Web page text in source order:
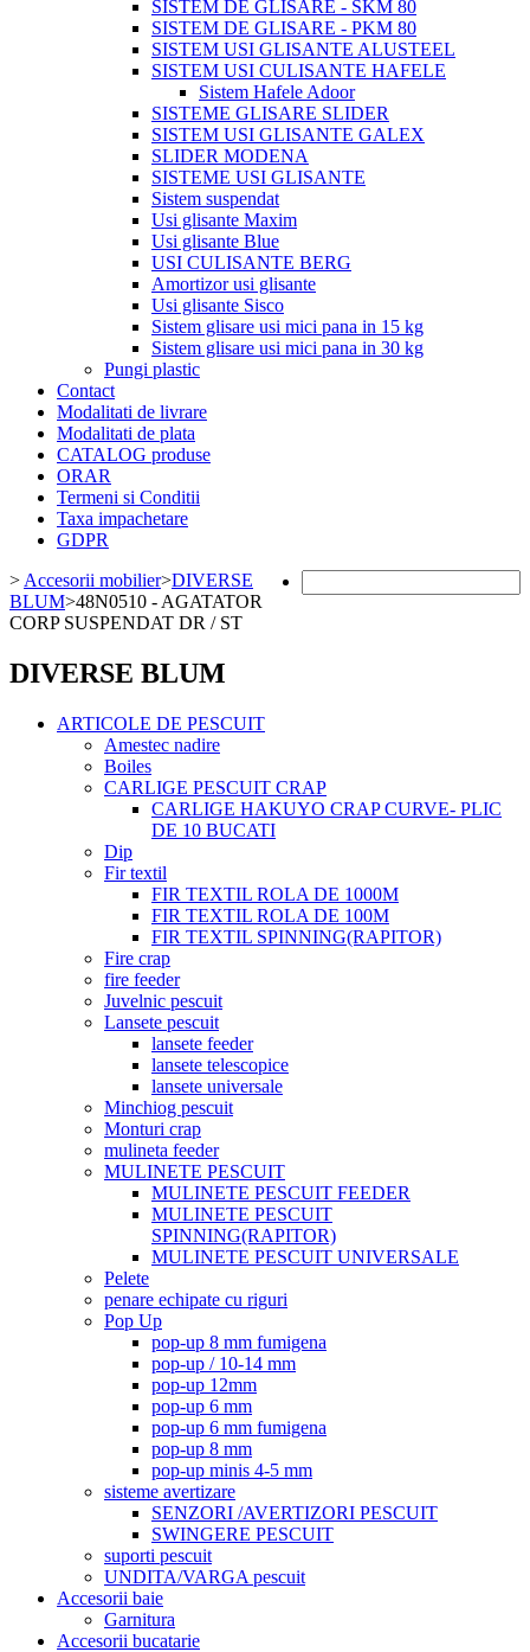
SISTEM DE GLISARE - SKM 80
SISTEM DE GLISARE - PKM 80
SISTEM USI GLISANTE ALUSTEEL
SISTEM USI CULISANTE HAFELE
Sistem Hafele Adoor
SISTEME GLISARE SLIDER
SISTEM USI GLISANTE GALEX
SLIDER MODENA
SISTEME USI GLISANTE
Sistem suspendat
Usi glisante Maxim
Usi glisante Blue
USI CULISANTE BERG
Amortizor usi glisante
Usi glisante Sisco
Sistem glisare usi mici pana in 15 kg
Sistem glisare usi mici pana in 30 kg
Pungi plastic
Contact
Modalitati de livrare
Modalitati de plata
CATALOG produse
ORAR
Termeni si Conditii
Taxa impachetare
GDPR
> Accesorii mobilier>DIVERSE
BLUM>48N0510 - AGATATOR
CORP SUSPENDAT DR / ST
DIVERSE BLUM
ARTICOLE DE PESCUIT
Amestec nadire
Boiles
CARLIGE PESCUIT CRAP
CARLIGE HAKUYO CRAP CURVE- PLIC
DE 10 BUCATI
Dip
Fir textil
FIR TEXTIL ROLA DE 1000M
FIR TEXTIL ROLA DE 100M
FIR TEXTIL SPINNING(RAPITOR)
Fire crap
fire feeder
Juvelnic pescuit
Lansete pescuit
lansete feeder
lansete telescopice
lansete universale
Minchiog pescuit
Monturi crap
mulineta feeder
MULINETE PESCUIT
MULINETE PESCUIT FEEDER
MULINETE PESCUIT
SPINNING(RAPITOR)
MULINETE PESCUIT UNIVERSALE
Pelete
penare echipate cu riguri
Pop Up
pop-up 8 mm fumigena
pop-up / 10-14 mm
pop-up 12mm
pop-up 6 mm
pop-up 6 mm fumigena
pop-up 8 mm
pop-up minis 4-5 mm
sisteme avertizare
SENZORI /AVERTIZORI PESCUIT
SWINGERE PESCUIT
suporti pescuit
UNDITA/VARGA pescuit
Accesorii baie
Garnitura
Accesorii bucatarie